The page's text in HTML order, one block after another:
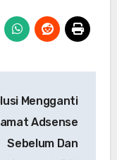
Mengganti
Adsense
Sebelum Dan